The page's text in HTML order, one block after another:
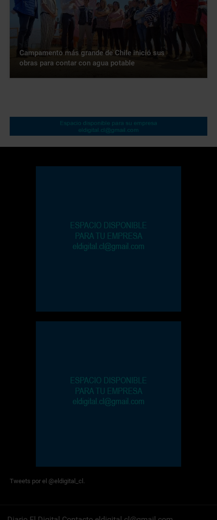
Campamento más grande de Chile inició sus
obras para contar con agua potable
Tweets por el @eldigital_cl.